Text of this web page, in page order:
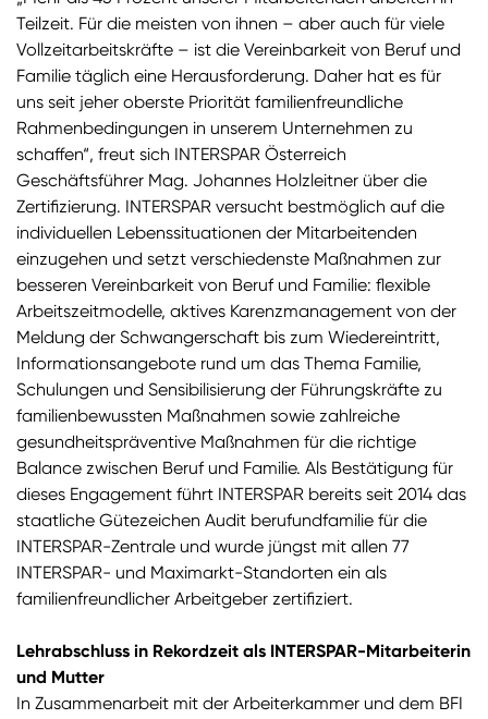
Teilzeit. Für die meisten von ihnen – aber auch für viele
Vollzeitarbeitskräfte – ist die Vereinbarkeit von Beruf und
Familie täglich eine Herausforderung. Daher hat es für
uns seit jeher oberste Priorität familienfreundliche
Rahmenbedingungen in unserem Unternehmen zu
schaffen“, freut sich INTERSPAR Österreich
Geschäftsführer Mag. Johannes Holzleitner über die
Zertifizierung. INTERSPAR versucht bestmöglich auf die
individuellen Lebenssituationen der Mitarbeitenden
einzugehen und setzt verschiedenste Maßnahmen zur
besseren Vereinbarkeit von Beruf und Familie: flexible
Arbeitszeitmodelle, aktives Karenzmanagement von der
Meldung der Schwangerschaft bis zum Wiedereintritt,
Informationsangebote rund um das Thema Familie,
Schulungen und Sensibilisierung der Führungskräfte zu
familienbewussten Maßnahmen sowie zahlreiche
gesundheitspräventive Maßnahmen für die richtige
Balance zwischen Beruf und Familie. Als Bestätigung für
dieses Engagement führt INTERSPAR bereits seit 2014 das
staatliche Gütezeichen Audit berufundfamilie für die
INTERSPAR-Zentrale und wurde jüngst mit allen 77
INTERSPAR- und Maximarkt-Standorten ein als
familienfreundlicher Arbeitgeber zertifiziert.
Lehrabschluss in Rekordzeit als INTERSPAR-Mitarbeiterin
und Mutter
In Zusammenarbeit mit der Arbeiterkammer und dem BFI